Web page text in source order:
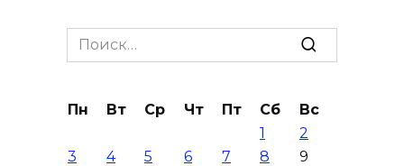
Search
for:
Пн Вт Ср Чт Пт Сб
Вс
1
2
3
4 5 6 7 8
9